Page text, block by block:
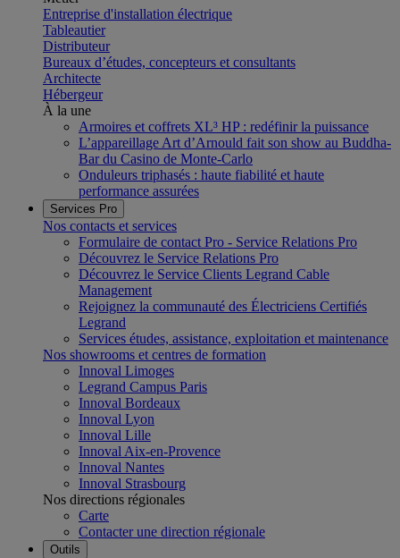
Entreprise d'installation électrique
Tableautier
Distributeur
Bureaux d’études, concepteurs et consultants
Architecte
Hébergeur
À la une
Armoires et coffrets XL³ HP : redéfinir la puissance
L’appareillage Art d’Arnould fait son show au Buddha-
Bar du Casino de Monte-Carlo
Onduleurs triphasés : haute fiabilité et haute
performance assurées
Services Pro
Nos contacts et services
Formulaire de contact Pro - Service Relations Pro
Découvrez le Service Relations Pro
Découvrez le Service Clients Legrand Cable
Management
Rejoignez la communauté des Électriciens Certifiés
Legrand
Services études, assistance, exploitation et maintenance
Nos showrooms et centres de formation
Innoval Limoges
Legrand Campus Paris
Innoval Bordeaux
Innoval Lyon
Innoval Lille
Innoval Aix-en-Provence
Innoval Nantes
Innoval Strasbourg
Nos directions régionales
Carte
Contacter une direction régionale
Outils